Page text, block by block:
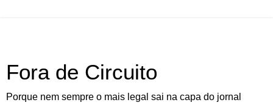
Fora de Circuito
Porque nem sempre o mais legal sai na capa do jornal